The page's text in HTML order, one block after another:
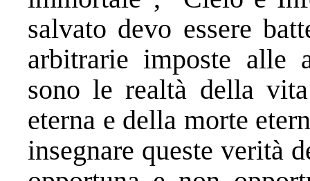
salvato devo essere
arbitrarie imposte alle
sono le realtà della
eterna e della morte
insegnare queste verità